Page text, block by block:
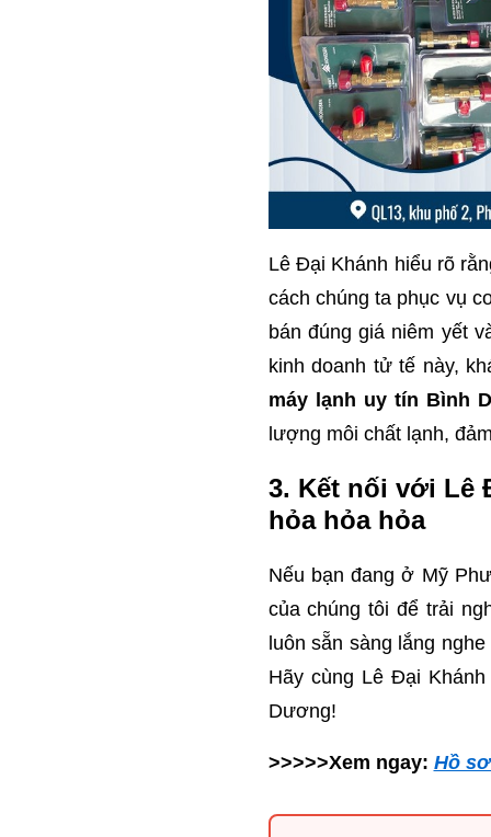
Lê Đại Khánh hiểu rõ
cách chúng ta phục vụ
bán đúng giá niêm yết
kinh doanh tử tế này,
máy lạnh uy tín Bình
lượng môi chất lạnh,
3. Kết nối với Lê
hỏa hỏa hỏa
Nếu bạn đang ở Mỹ
của chúng tôi để trải
luôn sẵn sàng lắng
Hãy cùng Lê Đại
Dương!
>>>>>Xem ngay: Hồ